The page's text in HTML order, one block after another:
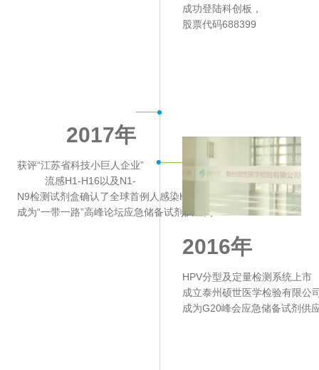
成功登陆科创板，
股票代码688399
2017年
获评“江苏省科技小巨人企业”
流感H1-H16以及N1-
N9检测试剂盒确认了全球首例人感染H7N4禽流感
成为“一带一路”高峰论坛应急储备试剂供应商
2016年
HPV分型及定量检测系统上市
成立泰州硕世医学检验有限公
成为G20峰会应急储备试剂供